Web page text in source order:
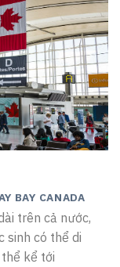
BAY CANADA
trên cả nước,
sinh có thể di
kể tới